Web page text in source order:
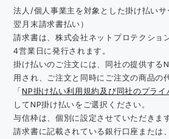
法人/個人事業主を対象とした掛け払い
翌月末請求書払い）
請求書は、株式会社ネットプロテクショ
4営業日に発行されます。
掛け払いのご注文には、同社の提供する
用され、ご注文と同時にご注文の商品の
「NP掛け払い利用規約及び同社のプライ
してNP掛け払いをご選択ください。
与信枠は、個別に設定させていただきます
請求書に記載されている銀行口座または